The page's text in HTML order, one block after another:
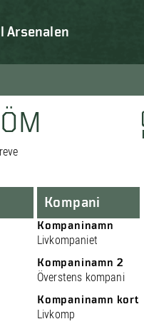
Arsenalen
Kompani
Kompaninamn
Livkompaniet
Kompaninamn 2
Överstens kompani
Kompaninamn kort
Livkomp